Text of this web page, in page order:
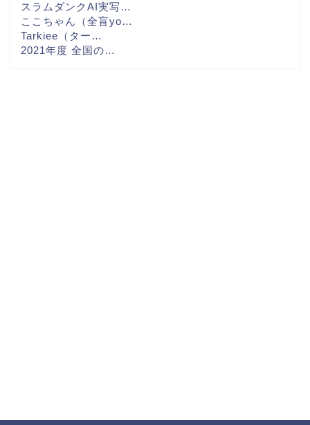
スラムダンクAI実写…
ここちゃん（全盲yo…
Tarkiee（ター…
2021年度 全国の…